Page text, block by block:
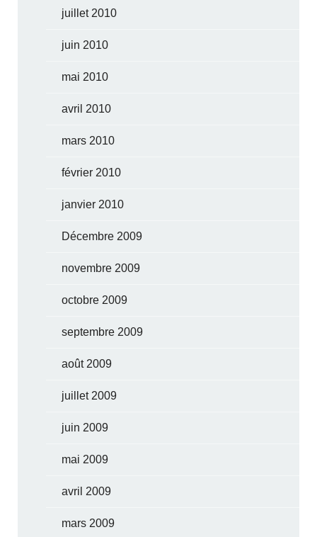
juillet 2010
juin 2010
mai 2010
avril 2010
mars 2010
février 2010
janvier 2010
Décembre 2009
novembre 2009
octobre 2009
septembre 2009
août 2009
juillet 2009
juin 2009
mai 2009
avril 2009
mars 2009